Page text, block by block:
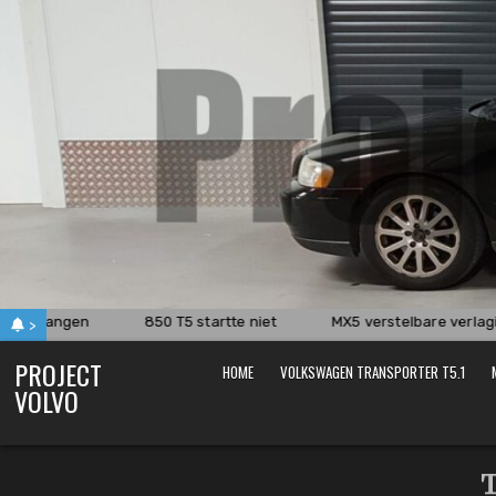
>
vervangen 850 T5 startte niet MX5 verstelbare
PROJECT
VOLVO
HOME VOLKSWAGEN TRANSPORTER T5.1